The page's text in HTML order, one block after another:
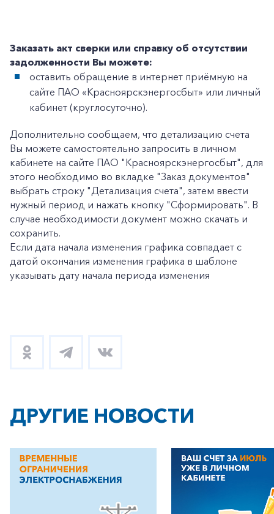
+7-800-700-24-57
Заказать обратный звонок
Частным клиентам
Корпоративным клиентам
Заказать акт сверки или справку об отсутствии
задолженности Вы можете:
оставить обращение в интернет приёмную на
сайте ПАО «Красноярскэнергосбыт» или личный
кабинет (круглосуточно).
Дополнительно сообщаем, что детализацию счета
Вы можете самостоятельно запросить в личном
кабинете на сайте ПАО "Красноярскэнергосбыт", для
этого необходимо во вкладке "Заказ документов"
выбрать строку "Детализация счета", затем ввести
нужный период и нажать кнопку "Сформировать". В
случае необходимости документ можно скачать и
сохранить.
Если дата начала изменения графика совпадает с
датой окончания изменения графика в шаблоне
указывать дату начала периода изменения
ДРУГИЕ НОВОСТИ